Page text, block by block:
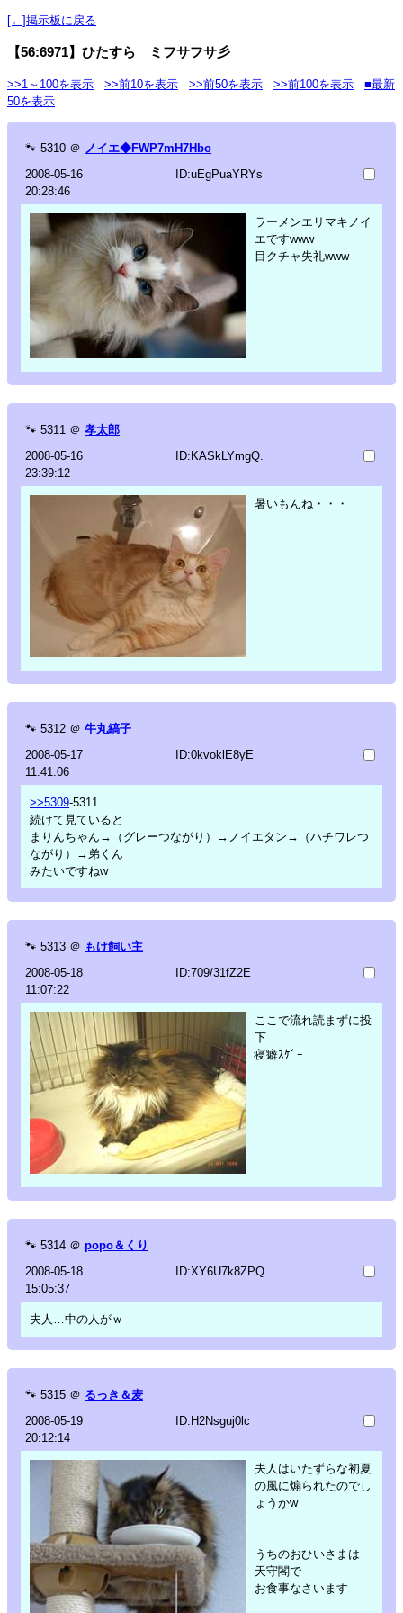
[←]掲示板に戻る
【56:6971】ひたすら ミフサフサ彡
>>1～100を表示 >>前10を表示 >>前50を表示 >>前100を表示
■最新
50を表示
🐾 5310 ＠ ノイエ◆FWP7mH7Hbo
2008-05-16
20:28:46
ID:uEgPuaYRYs
ラーメンエリマキノイ
エですwww
目クチャ失礼www
🐾 5311 ＠ 孝太郎
2008-05-16
23:39:12
ID:KASkLYmgQ.
暑いもんね・・・
🐾 5312 ＠ 牛丸縞子
2008-05-17
11:41:06
ID:0kvoklE8yE
>>5309-5311
続けて見ていると
まりんちゃん→（グレーつながり）→ノイエタン→（ハチワレつ
ながり）→弟くん
みたいですねw
🐾 5313 ＠ もけ飼い主
2008-05-18
11:07:22
ID:709/31fZ2E
ここで流れ読まずに投
下
寝癖ｽｹﾞｰ
🐾 5314 ＠ popo＆くり
2008-05-18
15:05:37
ID:XY6U7k8ZPQ
夫人…中の人がｗ
🐾 5315 ＠ るっき＆麦
2008-05-19
20:12:14
ID:H2Nsguj0lc
夫人はいたずらな初夏
の風に煽られたのでし
ょうかw
うちのおひいさまは
天守閣で
お食事なさいます